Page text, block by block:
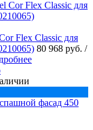
Flex Classic для
80 968 руб. /